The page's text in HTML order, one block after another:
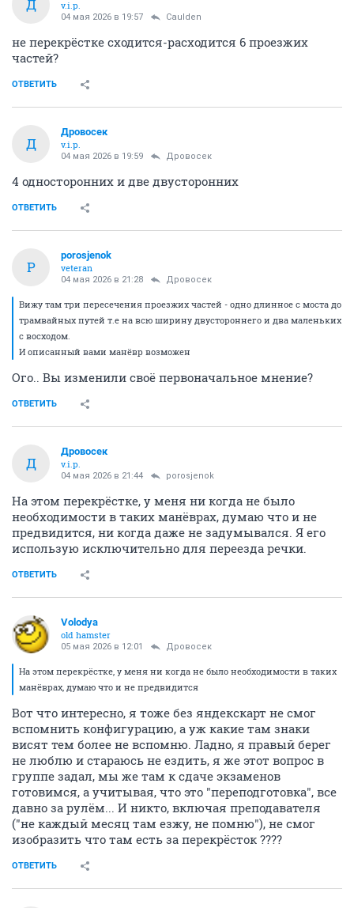
Д v.i.p.
04 мая 2026 в 19:57 Caulden
не перекрёстке сходится-расходится 6 проезжих
частей?
ОТВЕТИТЬ
Д
Дровосек
v.i.p.
04 мая 2026 в 19:59 Дровосек
4 односторонних и две двусторонних
ОТВЕТИТЬ
P
porosjenok
veteran
04 мая 2026 в 21:28 Дровосек
Вижу там три пересечения проезжих частей - одно длинное с моста до
трамвайных путей т.е на всю ширину двустороннего и два маленьких
с восходом.
И описанный вами манёвр возможен
Ого.. Вы изменили своё первоначальное мнение?
ОТВЕТИТЬ
Д
Дровосек
v.i.p.
04 мая 2026 в 21:44 porosjenok
На этом перекрёстке, у меня ни когда не было
необходимости в таких манёврах, думаю что и не
предвидится, ни когда даже не задумывался. Я его
использую исключительно для переезда речки.
ОТВЕТИТЬ
Volodya
old hamster
05 мая 2026 в 12:01 Дровосек
На этом перекрёстке, у меня ни когда не было необходимости в таких
манёврах, думаю что и не предвидится
Вот что интересно, я тоже без яндекскарт не смог
вспомнить конфигурацию, а уж какие там знаки
висят тем более не вспомню. Ладно, я правый берег
не люблю и стараюсь не ездить, я же этот вопрос в
группе задал, мы же там к сдаче экзаменов
готовимся, а учитывая, что это "переподготовка", все
давно за рулём... И никто, включая преподавателя
("не каждый месяц там езжу, не помню"), не смог
изобразить что там есть за перекрёсток ????
ОТВЕТИТЬ